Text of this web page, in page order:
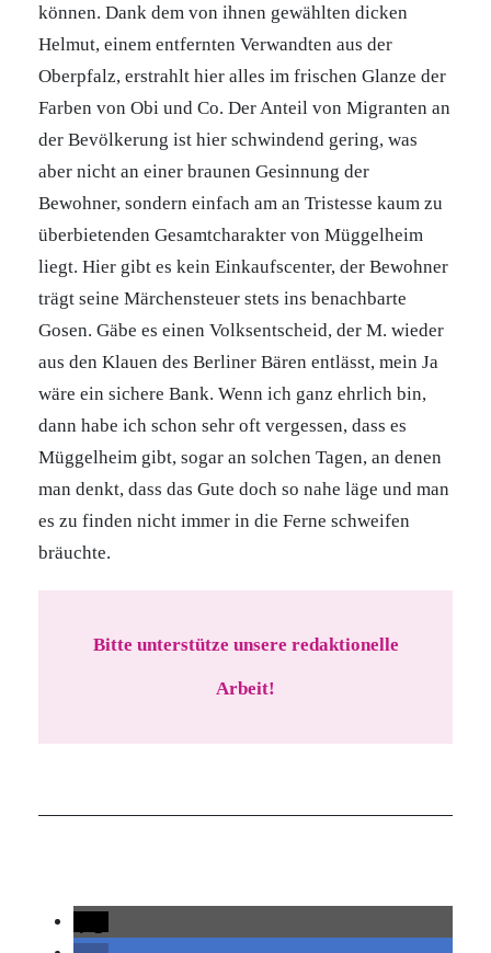
können. Dank dem von ihnen gewählten dicken
Helmut, einem entfernten Verwandten aus der
Oberpfalz, erstrahlt hier alles im frischen Glanze der
Farben von Obi und Co. Der Anteil von Migranten an
der Bevölkerung ist hier schwindend gering, was
aber nicht an einer braunen Gesinnung der
Bewohner, sondern einfach am an Tristesse kaum zu
überbietenden Gesamtcharakter von Müggelheim
liegt. Hier gibt es kein Einkaufscenter, der Bewohner
trägt seine Märchensteuer stets ins benachbarte
Gosen. Gäbe es einen Volksentscheid, der M. wieder
aus den Klauen des Berliner Bären entlässt, mein Ja
wäre ein sichere Bank. Wenn ich ganz ehrlich bin,
dann habe ich schon sehr oft vergessen, dass es
Müggelheim gibt, sogar an solchen Tagen, an denen
man denkt, dass das Gute doch so nahe läge und man
es zu finden nicht immer in die Ferne schweifen
bräuchte.
Bitte unterstütze unsere redaktionelle
Arbeit!